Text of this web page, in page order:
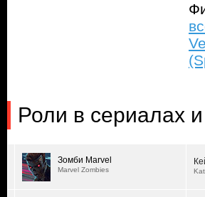
Роли в сериалах
Зомби Marvel
Marvel Zombies